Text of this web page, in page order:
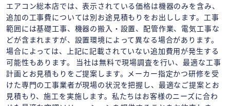
エアコン総本店では、表示されている価格は機器のみを含み、
追加の工事費については別お途見積もりをお出しします。工事
範囲には基礎工事、機器の搬入・設置、配管作業、電気工事な
どが含まれますが、設置環境によって異なる場合があります。
場合によっては、上記に記載されていない追加費用が発生する
可能性もあります。 当社は無料で現場調査を行い、最適な工事
計画とお見積もりをご提案します。メーカー指定かつ研修を受
けた専門の工事業者が現場の状況を把握し、最適なご提案とお
見積もり、施工を実施します。私たちはお客様のニーズに合わ